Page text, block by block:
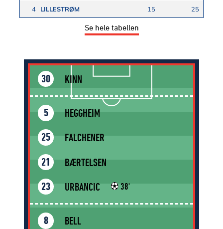
4 LILLESTRØM 15 25
Se hele tabellen
30 KINN
5 HEGGHEIM
25 FALCHENER
21 BÆRTELSEN
23 URBANCIC 38'
8 BELL